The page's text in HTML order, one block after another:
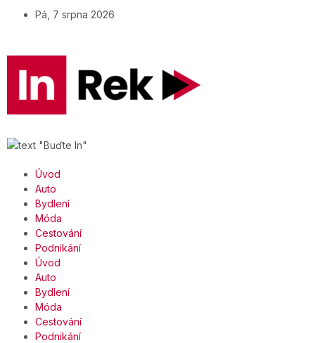
Pá, 7 srpna 2026
Úvod
Auto
Bydlení
Móda
Cestování
Podnikání
Úvod
Auto
Bydlení
Móda
Cestování
Podnikání